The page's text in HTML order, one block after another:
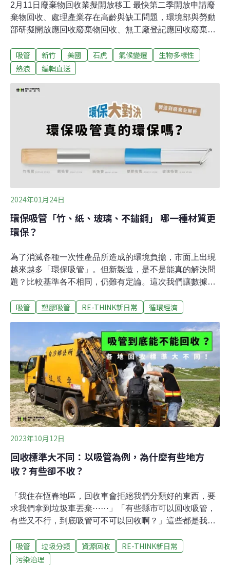
2月11日廢棄物回收業擬開放移工 最快第二季開放申請廢
棄物回收、處理產業存在高齡與缺工問題，環境部與勞動
部研擬開放應回收廢棄物回收、無工廠登記應回收廢棄物
步調查，約600多家業者提出需求，需求移工人數約為
1000多人，最快第二季開放申請移工。（自由時報報導）
抗議基隆捷運的基本設計和工程經費已送交通部審議，將
銜接民生汐止線，並在基隆捷運八堵站附近徵收民地做機
廠與變電站，民眾認為原規劃水岸優質住宅區、社會住宅
及公托、長照設施現在變成了變電站，憤怒張貼布條抗
吸管 新竹 美國 石虎 氣候變遷
生物多樣性
熱浪
編輯直送
2024年01月24日
環保吸管「竹、紙、玻璃、不鏽鋼」 哪一種材質更
環保？
為了消滅各種一次性產品所造成的環境負擔，市面上出現
越來越多「環保吸管」。但新製造，是不是能真的解決問
題？比較基準各不相同，仍難有定論。這次我們讓數據說
環境影響，究竟有沒有更環保？哪種環保吸管更耐用？ 常
下，不同環保吸管與一次性吸管能被使用的次數。鋼吸管
因為材質堅固，合理使用次數可達500次；玻璃吸管雖然
同屬硬材質，但容易有破裂的風險，則為100次；其餘則
是偏向自然材質的竹吸管，因為較易受潮損壞，以50次計
算。玻璃吸管和竹吸管的碳排放量最高！環保吸管碳排居
然高於一次性吸管！無論是購買環保吸管或是一個一次性
吸管，不只吸管本體，它的包裝與周邊配件，也需要被納
入。因是我們計算各式環保吸管與一次性吸管它附贈的包
裝配件，從製造到廢棄過程中，會產生的環境影響。另外
值得一提的是，號稱「環保吸管」的玻璃吸管與竹
吸管 塑膠吸管 RE-THINK新日常 循環經濟
2023年10月12日
回收標準大不同：以吸管為例，為什麼有些地方
收？有些卻不收？
「我住在恆春地區，回收車會拒絕我們分類好的東西，要
求我們拿到垃圾車丟棄⋯⋯」「有些縣市可以回收吸管，
有些又不行，到底吸管可不可以回收啊？」這些都是我們
收系統有很大的關聯。資源回收車將回收物收集，並載回
資源回收廠後，需進行初步分類，再交由專業分選與處理
吸管 垃圾分類 資源回收
RE-THINK新日常
污染治理